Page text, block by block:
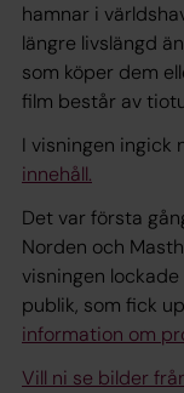
hamnar i
längre livslängd
som köper dem
film består av
I visningen ingick
innehåll.
Det var första
Norden och
visningen
publik, som fick
information om
Vill ni se bilder